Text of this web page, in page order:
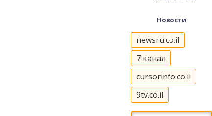
Новости
newsru.co.il
7 канал
cursorinfo.co.il
9tv.co.il